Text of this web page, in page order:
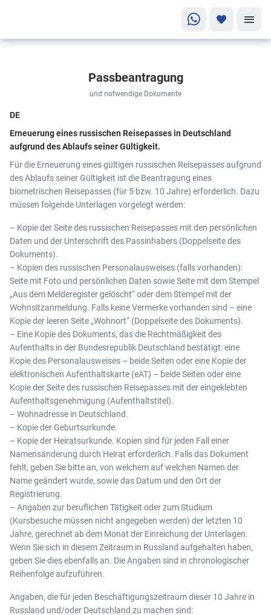
Passbeantragung
und notwendige Dokumente
DE
Erneuerung eines russischen Reisepasses in Deutschland
aufgrund des Ablaufs seiner Gültigkeit.
Für die Erneuerung eines gültigen russischen Reisepasses aufgrund
des Ablaufs seiner Gültigkeit ist die Beantragung eines
biometrischen Reisepasses (für 5 bzw. 10 Jahre) erforderlich. Dazu
müssen folgende Unterlagen vorgelegt werden:
– Kopie der Seite des russischen Reisepasses mit den persönlichen
Daten und der Unterschrift des Passinhabers (Doppelseite des
Dokuments).
– Kopien des russischen Personalausweises (falls vorhanden):
Seite mit Foto und persönlichen Daten sowie Seite mit dem Stempel
„Aus dem Melderegister gelöscht“ oder dem Stempel mit der
Wohnsitzanmeldung. Falls keine Vermerke vorhanden sind – eine
Kopie der leeren Seite „Wohnort“ (Doppelseite des Dokuments).
– Eine Kopie des Dokuments, das die Rechtmäßigkeit des
Aufenthalts in der Bundesrepublik Deutschland bestätigt: eine
Kopie des Personalausweises – beide Seiten oder eine Kopie der
elektronischen Aufenthaltskarte (eAT) – beide Seiten oder eine
Kopie der Seite des russischen Reisepasses mit der eingeklebten
Aufenthaltsgenehmigung (Aufenthaltstitel).
– Wohnadresse in Deutschland.
– Kopie der Geburtsurkunde.
– Kopie der Heiratsurkunde. Kopien sind für jeden Fall einer
Namensänderung durch Heirat erforderlich. Falls das Dokument
fehlt, geben Sie bitte an, von welchem auf welchen Namen der
Name geändert wurde, sowie das Datum und den Ort der
Registrierung.
– Angaben zur beruflichen Tätigkeit oder zum Studium
(Kursbesuche müssen nicht angegeben werden) der letzten 10
Jahre, gerechnet ab dem Monat der Einreichung der Unterlagen.
Wenn Sie sich in diesem Zeitraum in Russland aufgehalten haben,
geben Sie dies ebenfalls an. Die Angaben sind in chronologischer
Reihenfolge aufzuführen.
Angaben, die für jeden Beschäftigungszeitraum dieser 10 Jahre in
Russland und/oder Deutschland zu machen sind: